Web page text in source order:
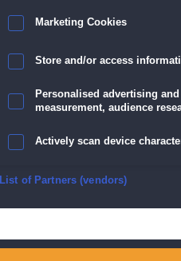
Marketing Cookies
Store and/or access
Personalised advertising
measurement, audience
Actively scan device
Ensure security, prevent
List of Partners (vendors)